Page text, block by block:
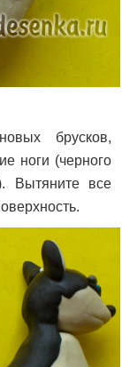
брусков,
ноги (черного
Вытяните все